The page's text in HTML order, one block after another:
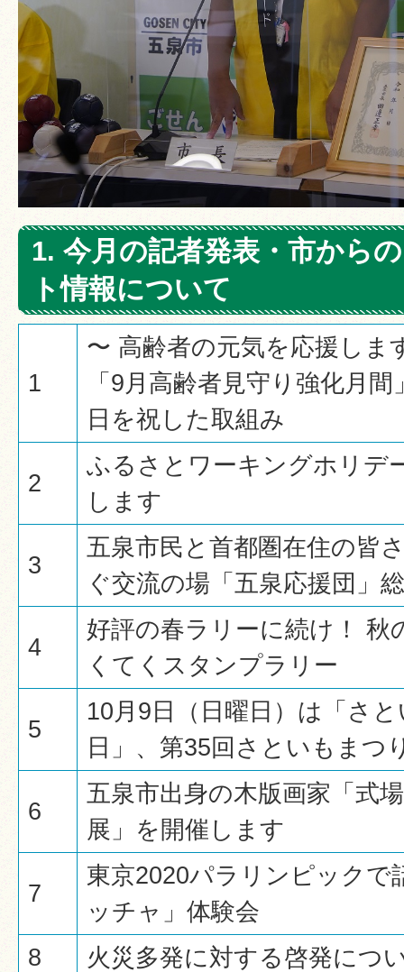
1. 今月の記者発表・市から
ト情報について
1
〜 高齢者の元気を応援しま
「9月高齢者見守り強化月
日を祝した取組み
2
ふるさとワーキングホリデ
します
3
五泉市民と首都圏在住の皆
ぐ交流の場「五泉応援団」
4
好評の春ラリーに続け！ 秋
くてくスタンプラリー
5
10月9日（日曜日）は「さ
日」、第35回さといもまつ
6
五泉市出身の木版画家「式
展」を開催します
7
東京2020パラリンピックで
ッチャ」体験会
8
火災多発に対する啓発につ